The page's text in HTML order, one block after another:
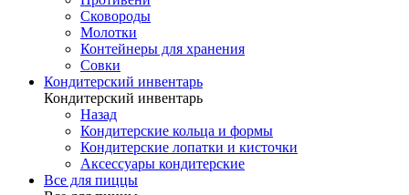
Сковороды
Молотки
Контейнеры для хранения
Совки
Кондитерский инвентарь
Кондитерский инвентарь
Назад
Кондитерские кольца и формы
Кондитерские лопатки и кисточки
Аксессуары кондитерские
Все для пиццы